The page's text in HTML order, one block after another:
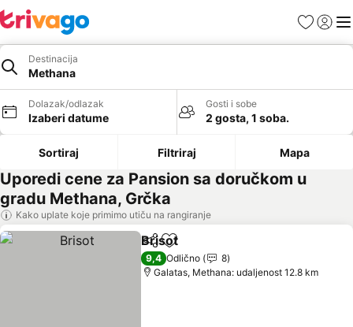
FavoritiPrijavi
Destinacija
Methana
Dolazak/odlazak
Izaberi datume
Gosti i sobe
2 gosta, 1 soba.
Sortiraj Filtriraj Mapa
Uporedi cene za Pansion sa doručkom u
gradu Methana, Grčka
Kako uplate koje primimo utiču na rangiranje
Deli Dodati u favorite
Brisot
9,4 Odlično
8
Galatas, Methana: udaljenost 12.8 km